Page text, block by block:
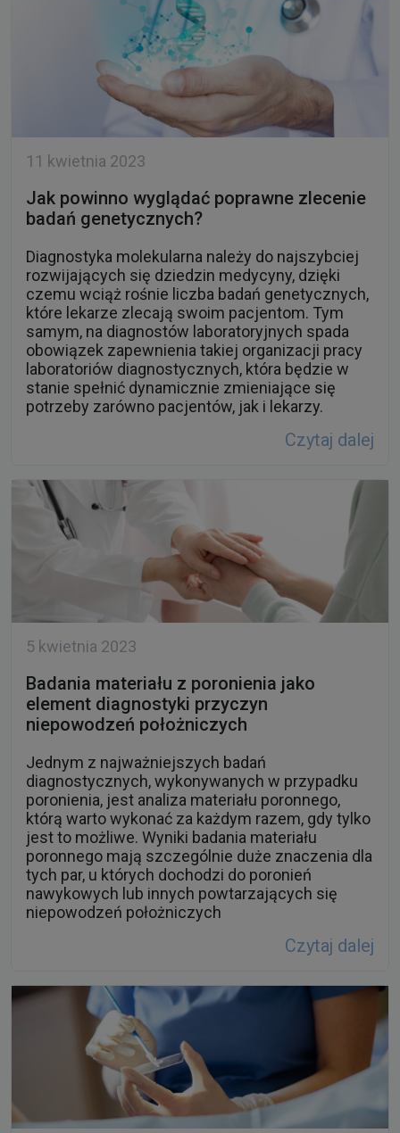
11 kwietnia 2023
Jak powinno wyglądać poprawne zlecenie
badań genetycznych?
Diagnostyka molekularna należy do najszybciej
rozwijających się dziedzin medycyny, dzięki
czemu wciąż rośnie liczba badań genetycznych,
które lekarze zlecają swoim pacjentom. Tym
samym, na diagnostów laboratoryjnych spada
obowiązek zapewnienia takiej organizacji pracy
laboratoriów diagnostycznych, która będzie w
stanie spełnić dynamicznie zmieniające się
potrzeby zarówno pacjentów, jak i lekarzy.
Czytaj dalej
5 kwietnia 2023
Badania materiału z poronienia jako
element diagnostyki przyczyn
niepowodzeń położniczych
Jednym z najważniejszych badań
diagnostycznych, wykonywanych w przypadku
poronienia, jest analiza materiału poronnego,
którą warto wykonać za każdym razem, gdy tylko
jest to możliwe. Wyniki badania materiału
poronnego mają szczególnie duże znaczenia dla
tych par, u których dochodzi do poronień
nawykowych lub innych powtarzających się
niepowodzeń położniczych
Czytaj dalej